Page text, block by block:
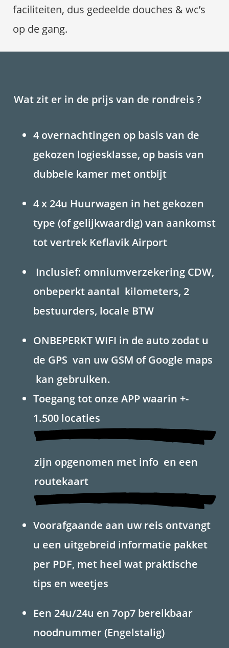
faciliteiten, dus gedeelde douches & wc’s
op de gang.
Wat zit er in de prijs van de rondreis ?
4 overnachtingen op basis van de
gekozen logiesklasse, op basis van
dubbele kamer met ontbijt
4 x 24u Huurwagen in het gekozen
type (of gelijkwaardig) van aankomst
tot vertrek Keflavik Airport
Inclusief: omniumverzekering CDW,
onbeperkt aantal kilometers, 2
bestuurders, locale BTW
ONBEPERKT WIFI in de auto zodat u
de GPS van uw GSM of Google maps
kan gebruiken.
Toegang tot onze APP waarin +-
1.500 locaties
zijn opgenomen met info en een
routekaart
Voorafgaande aan uw reis ontvangt
u een uitgebreid informatie pakket
per PDF, met heel wat praktische
tips en weetjes
Een 24u/24u en 7op7 bereikbaar
noodnummer (Engelstalig)